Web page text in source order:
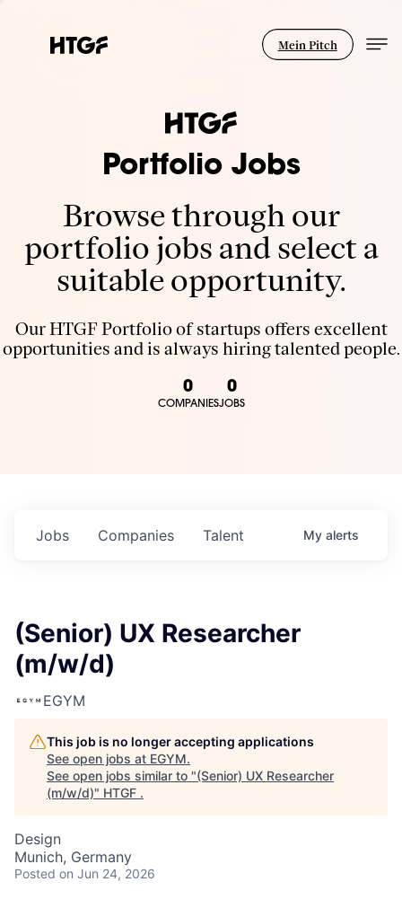
Mein Pitch
Portfolio Jobs
Browse through our
portfolio jobs and select a
suitable opportunity.
Our HTGF Portfolio of startups offers excellent
opportunities and is always hiring talented people.
0
COMPANIES
0
JOBS
Jobs Companies Talent My alerts
(Senior) UX Researcher
(m/w/d)
EGYM
This job is no longer accepting applications
See open jobs at EGYM.
See open jobs similar to "(Senior) UX Researcher
(m/w/d)" HTGF .
Design
Munich, Germany
Posted on Jun 24, 2026